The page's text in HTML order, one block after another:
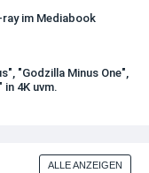
im Mediabook
"Godzilla Minus One",
4K uvm.
ALLE ANZEIGEN